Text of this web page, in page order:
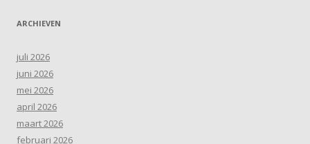
ARCHIEVEN
juli 2026
juni 2026
mei 2026
april 2026
maart 2026
februari 2026